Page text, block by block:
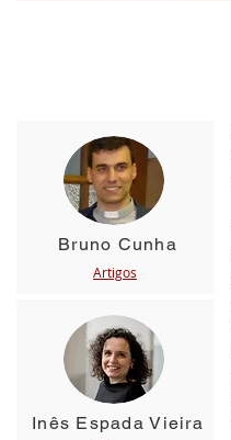
Bruno Cunha
Artigos
Inês Espada Vieira